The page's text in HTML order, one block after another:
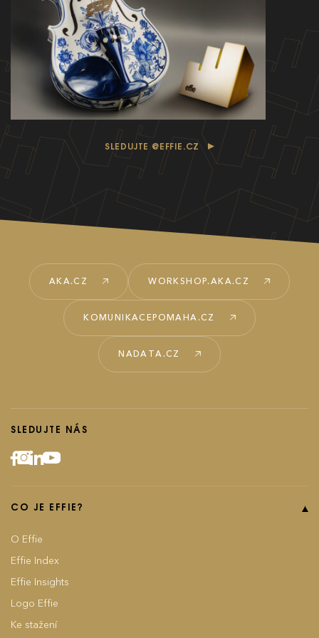
SLEDUJTE @EFFIE.CZ
AKA.CZ WORKSHOP.AKA.CZ
KOMUNIKACEPOMAHA.CZ
NADATA.CZ
SLEDUJTE NÁS
CO JE EFFIE?
O Effie
Effie Index
Effie Insights
Logo Effie
Ke stažení